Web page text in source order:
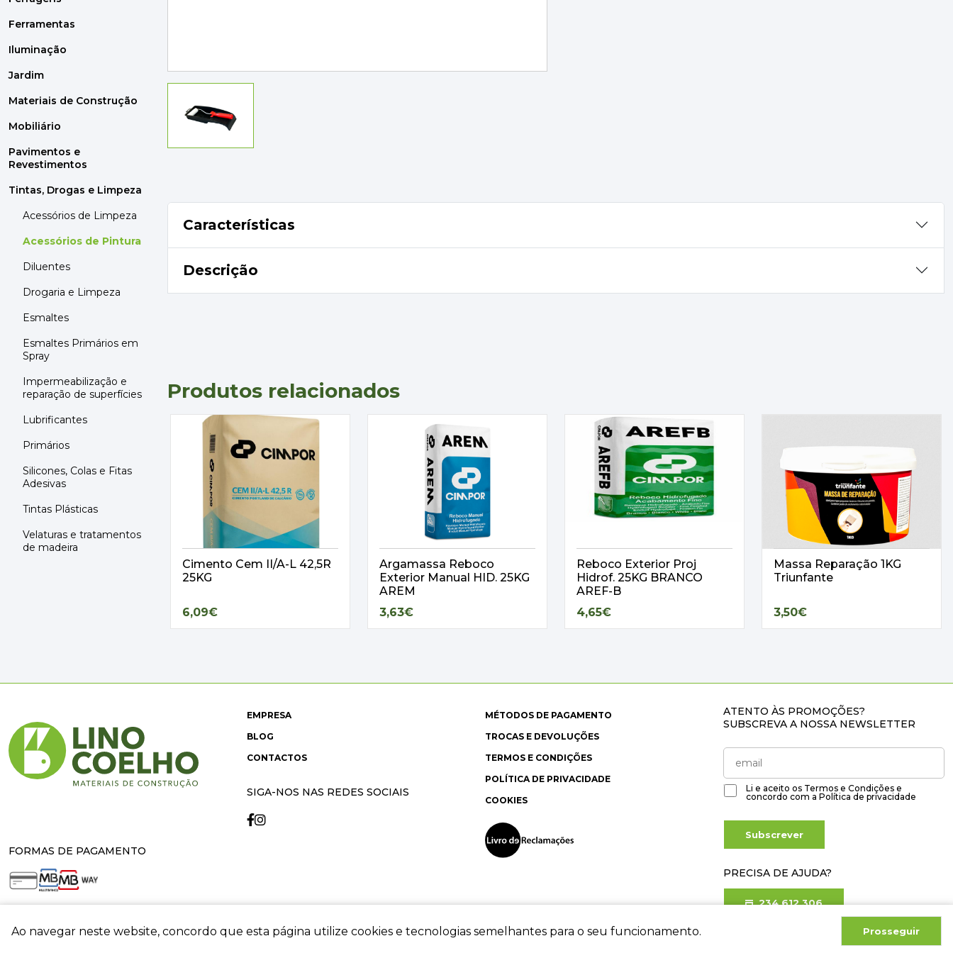
MOBILIÁRIO
PAVIMENTOS E REVESTIMENTOS
DYRUP
Ferramentas
Iluminação
Jardim
Materiais de Construção
Mobiliário
Pavimentos e
Revestimentos
Tintas, Drogas e Limpeza
Acessórios de Limpeza
Acessórios de Pintura
Diluentes
Drogaria e Limpeza
Esmaltes
Esmaltes Primários em
Spray
Impermeabilização e
reparação de superfícies
Lubrificantes
Primários
Silicones, Colas e Fitas
Adesivas
Tintas Plásticas
Velaturas e tratamentos
de madeira
Características
Descrição
Produtos relacionados
Cimento Cem II/A-L 42,5R
25KG
6,09€
Argamassa Reboco
Exterior Manual HID. 25KG
AREM
3,63€
Reboco Exterior Proj
Hidrof. 25KG BRANCO
AREF-B
4,65€
Massa Reparação 1KG
Triunfante
3,50€
Ao navegar neste website, concordo que esta página utilize cookies e tecnologias semelhantes para o seu funcionamento. Prosseguir
FORMAS DE PAGAMENTO
EMPRESA
BLOG
CONTACTOS
SIGA-NOS NAS REDES SOCIAIS
MÉTODOS DE PAGAMENTO
TROCAS E DEVOLUÇÕES
TERMOS E CONDIÇÕES
POLÍTICA DE PRIVACIDADE
COOKIES
ATENTO ÀS PROMOÇÕES?
SUBSCREVA A NOSSA NEWSLETTER
Li e aceito os Termos e Condições e
concordo com a Política de privacidade
Subscrever
PRECISA DE AJUDA?
234 612 306
critec